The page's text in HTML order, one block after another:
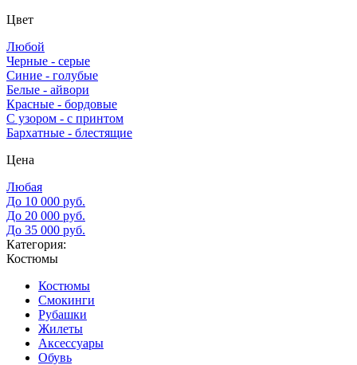
Цвет
Любой
Черные - серые
Синие - голубые
Белые - айвори
Красные - бордовые
С узором - с принтом
Бархатные - блестящие
Цена
Любая
До 10 000 руб.
До 20 000 руб.
До 35 000 руб.
Категория:
Костюмы
Костюмы
Смокинги
Рубашки
Жилеты
Аксессуары
Обувь